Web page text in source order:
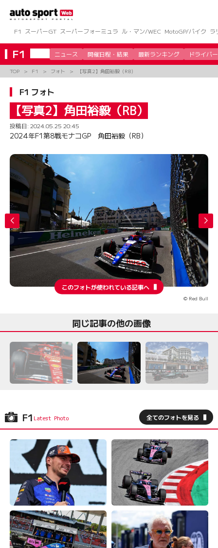
ツ
へ
ス
キ
ッ
F1 スーパーGT スーパーフォーミュラ ル・マン/WEC MotoGP/バイク ラ
F1 ニュース 開催日程・結果 最新ランキング ドライバー
TOP F1 フォト 【写真2】角田裕毅（RB）
F1 フォト
【写真2】角田裕毅（RB）
投稿日: 2024.05.25 20:45
2024年F1第8戦モナコGP 角田裕毅（RB）
このフォトが使われている記事へ
© Red Bull
同じ記事の他の画像
F1 全てのフォトを見る